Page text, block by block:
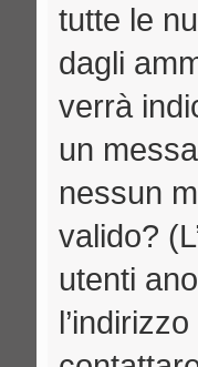
tutte le
dagli
verrà
un
nessun
valido?
utenti